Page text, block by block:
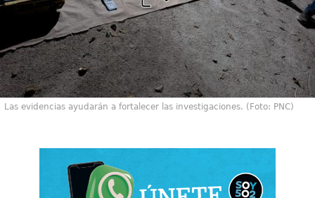
Las evidencias ayudarán a fortalecer las investigaciones. (Foto: PNC)